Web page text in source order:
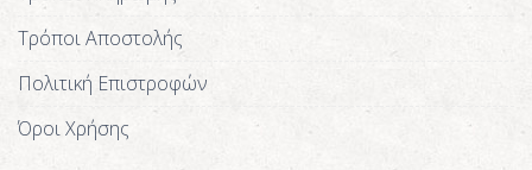
Τρόποι Αποστολής
Πολιτική Επιστροφών
Όροι Χρήσης